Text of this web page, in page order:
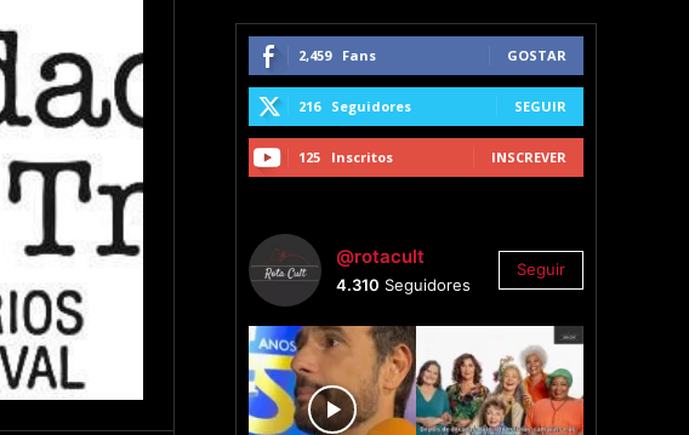
2,459 Fans GOSTAR
216 Seguidores SEGUIR
125 Inscritos INSCREVER
@rotacult
4.310 Seguidores
Seguir